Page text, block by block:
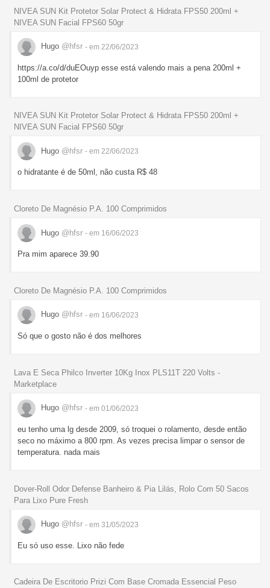
NIVEA SUN Kit Protetor Solar Protect & Hidrata FPS50 200ml +
NIVEA SUN Facial FPS60 50gr
Hugo @hfsr - em 22/06/2023
https://a.co/d/duEOuyp esse está valendo mais a pena 200ml +
100ml de protetor
NIVEA SUN Kit Protetor Solar Protect & Hidrata FPS50 200ml +
NIVEA SUN Facial FPS60 50gr
Hugo @hfsr - em 22/06/2023
o hidratante é de 50ml, não custa R$ 48
Cloreto De Magnésio P.A. 100 Comprimidos
Hugo @hfsr - em 16/06/2023
Pra mim aparece 39.90
Cloreto De Magnésio P.A. 100 Comprimidos
Hugo @hfsr - em 16/06/2023
Só que o gosto não é dos melhores
Lava E Seca Philco Inverter 10Kg Inox PLS11T 220 Volts -
Marketplace
Hugo @hfsr - em 01/06/2023
eu tenho uma lg desde 2009, só troquei o rolamento, desde então
seco no máximo a 800 rpm. As vezes precisa limpar o sensor de
temperatura. nada mais
Dover-Roll Odor Defense Banheiro & Pia Lilás, Rolo Com 50 Sacos
Para Lixo Pure Fresh
Hugo @hfsr - em 31/05/2023
Eu só uso esse. Lixo não fede
Cadeira De Escritorio Prizi Com Base Cromada Essencial Peso